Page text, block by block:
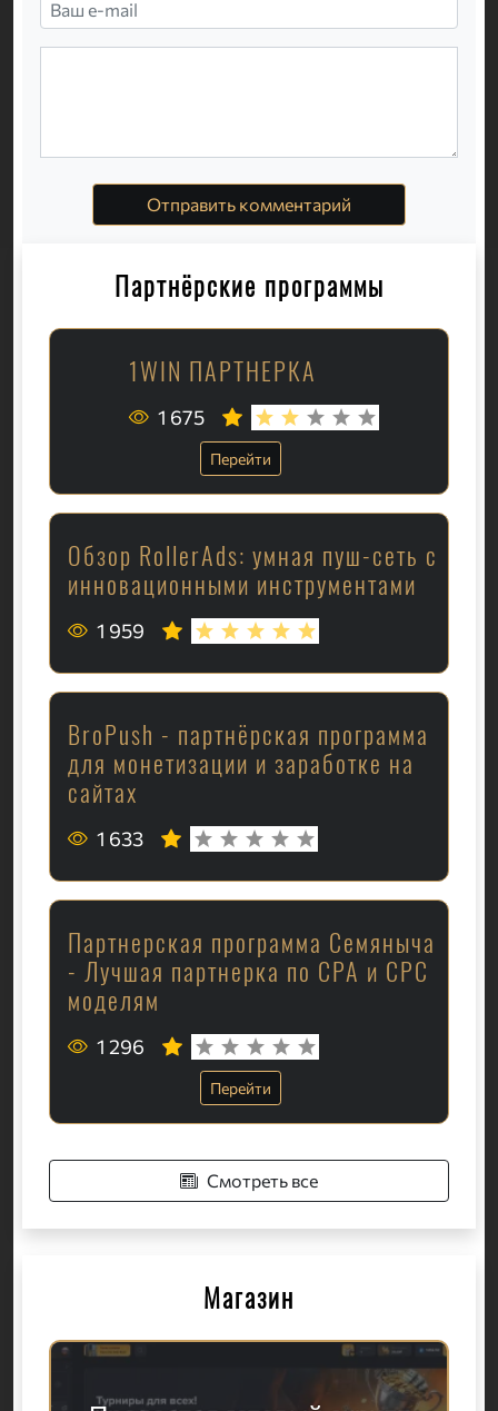
Отправить комментарий
Партнёрские программы
1WIN ПАРТНЕРКА
1 675
Перейти
Обзор RollerAds: умная пуш-сеть с
инновационными инструментами
1 959
BroPush - партнёрская программа
для монетизации и заработке на
сайтах
1 633
Партнерская программа Семяныча
- Лучшая партнерка по CPA и CPC
моделям
1 296
Перейти
Смотреть все
Магазин